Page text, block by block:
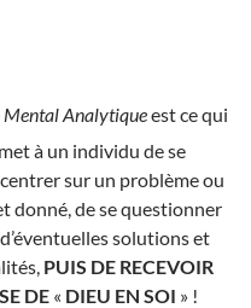
Mental Analytiqueest ce qui
à un individu de se
sur un problème ou
donné, de se questionner
solutions et
PUIS DE RECEVOIR
DE « DIEU EN SOI » !